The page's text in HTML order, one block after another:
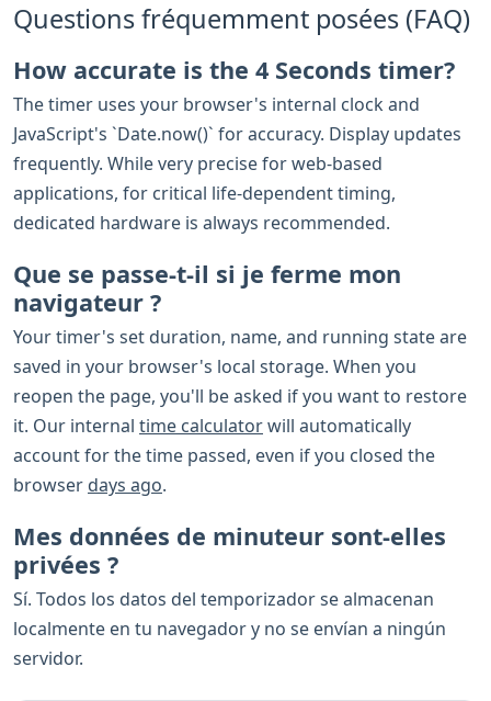
Questions fréquemment posées (FAQ)
How accurate is the 4 Seconds timer?
The timer uses your browser's internal clock and
JavaScript's `Date.now()` for accuracy. Display updates
frequently. While very precise for web-based
applications, for critical life-dependent timing,
dedicated hardware is always recommended.
Que se passe-t-il si je ferme mon
navigateur ?
Your timer's set duration, name, and running state are
saved in your browser's local storage. When you
reopen the page, you'll be asked if you want to restore
it. Our internal time calculatorwill automatically
account for the time passed, even if you closed the
browser days ago.
Mes données de minuteur sont-elles
privées ?
Sí. Todos los datos del temporizador se almacenan
localmente en tu navegador y no se envían a ningún
servidor.